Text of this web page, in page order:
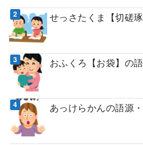
せっさたくま【切磋
おふくろ【お袋】の
あっけらかんの語源